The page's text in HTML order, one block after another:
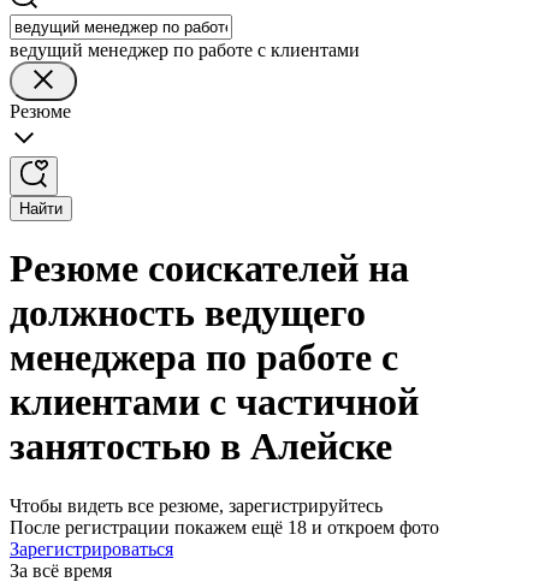
ведущий менеджер по работе с клиентами
Резюме
Найти
Резюме соискателей на
должность ведущего
менеджера по работе с
клиентами с частичной
занятостью в Алейске
Чтобы видеть все резюме, зарегистрируйтесь
После регистрации покажем ещё 18 и откроем фото
Зарегистрироваться
За всё время